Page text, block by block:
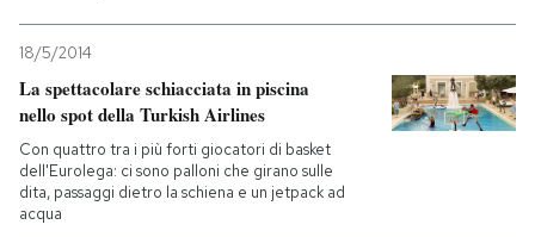
18/5/2014
La spettacolare schiacciata in piscina
nello spot della Turkish Airlines
Con quattro tra i più forti giocatori di basket
dell'Eurolega: ci sono palloni che girano sulle
dita, passaggi dietro la schiena e un jetpack ad
acqua